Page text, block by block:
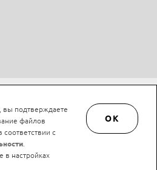
© LAN-art.ru, 2013—2026. Все права защищены.
об обработке и защите персональных
данных.
вы подтверждаете
файлов
с
в настройках
OK